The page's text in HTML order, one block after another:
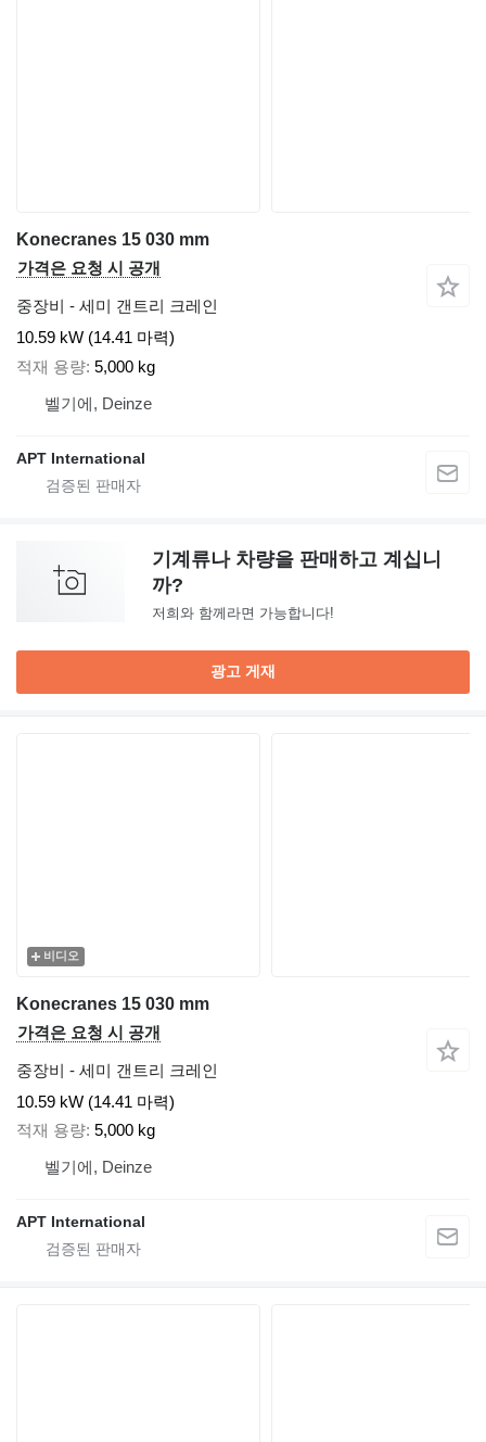
Konecranes 15 030 mm
가격은 요청 시 공개
중장비 - 세미 갠트리 크레인
10.59 kW (14.41 마력)
적재 용량 5,000 kg
벨기에, Deinze
APT International
기계류나 차량을 판매하고 계십니
까?
저희와 함께라면 가능합니다!
광고 게재
비디오
Konecranes 15 030 mm
가격은 요청 시 공개
중장비 - 세미 갠트리 크레인
10.59 kW (14.41 마력)
적재 용량 5,000 kg
벨기에, Deinze
APT International